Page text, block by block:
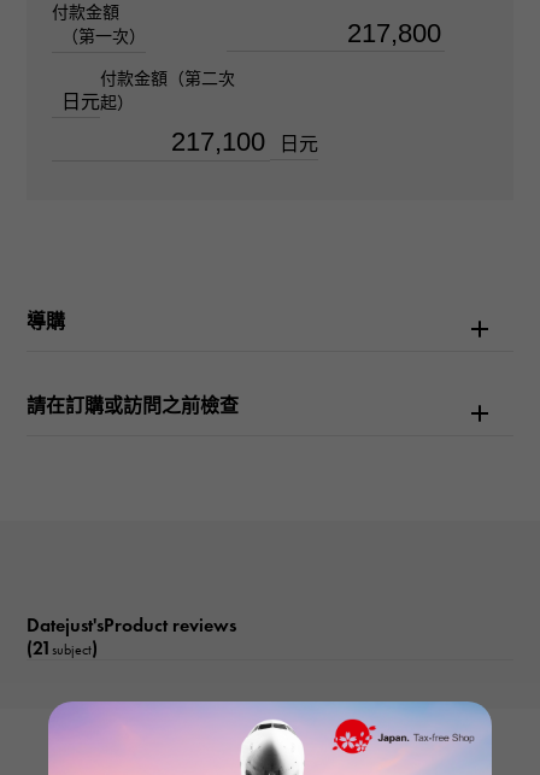
關於16.0cm
機芯
文字盤種
付款金額
（第一次）
日元
付款金額（第二次
起）
日元
導購
請在訂購或訪問之前檢查
Datejust'sProduct reviews
(21 subject)